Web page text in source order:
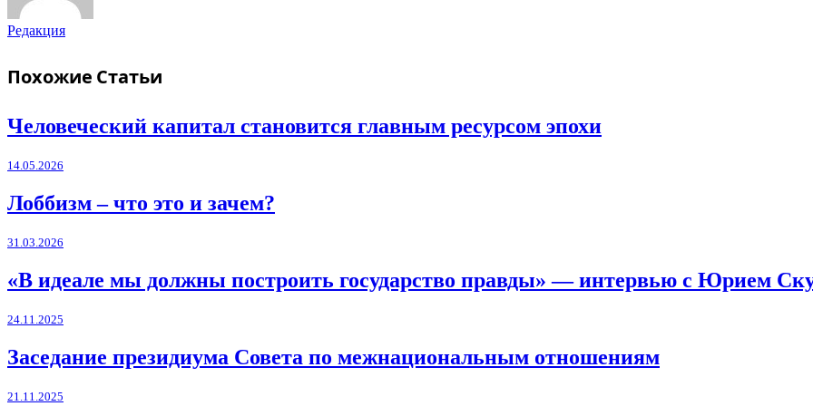
Редакция
Похожие Статьи
Человеческий капитал становится главным ресурсом эпохи
14.05.2026
Лоббизм – что это и зачем?
31.03.2026
«В идеале мы должны построить государство правды» — интервью с Юрием
24.11.2025
Заседание президиума Совета по межнациональным отношениям
21.11.2025